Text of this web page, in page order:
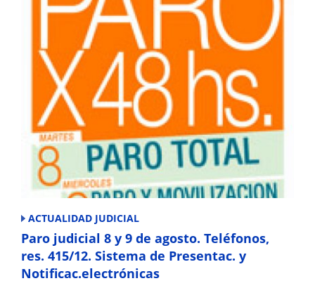
ACTUALIDAD JUDICIAL
Paro judicial 8 y 9 de agosto. Teléfonos,
res. 415/12. Sistema de Presentac. y
Notificac.electrónicas